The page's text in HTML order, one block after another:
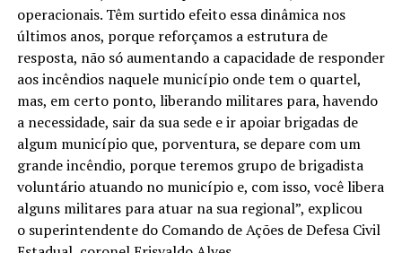
operacionais. Têm surtido efeito essa dinâmica nos
últimos anos, porque reforçamos a estrutura de
resposta, não só aumentando a capacidade de responder
aos incêndios naquele município onde tem o quartel,
mas, em certo ponto, liberando militares para, havendo
a necessidade, sair da sua sede e ir apoiar brigadas de
algum município que, porventura, se depare com um
grande incêndio, porque teremos grupo de brigadista
voluntário atuando no município e, com isso, você libera
alguns militares para atuar na sua regional”, explicou
o superintendente do Comando de Ações de Defesa Civil